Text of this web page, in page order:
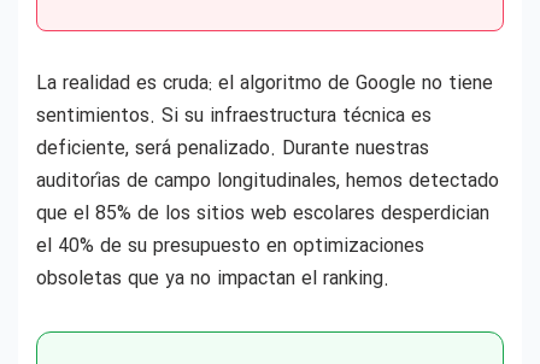
La realidad es cruda: el algoritmo de Google no tiene
sentimientos. Si su infraestructura técnica es
deficiente, será penalizado. Durante nuestras
auditorías de campo longitudinales, hemos detectado
que el 85% de los sitios web escolares desperdician
el 40% de su presupuesto en optimizaciones
obsoletas que ya no impactan el ranking.